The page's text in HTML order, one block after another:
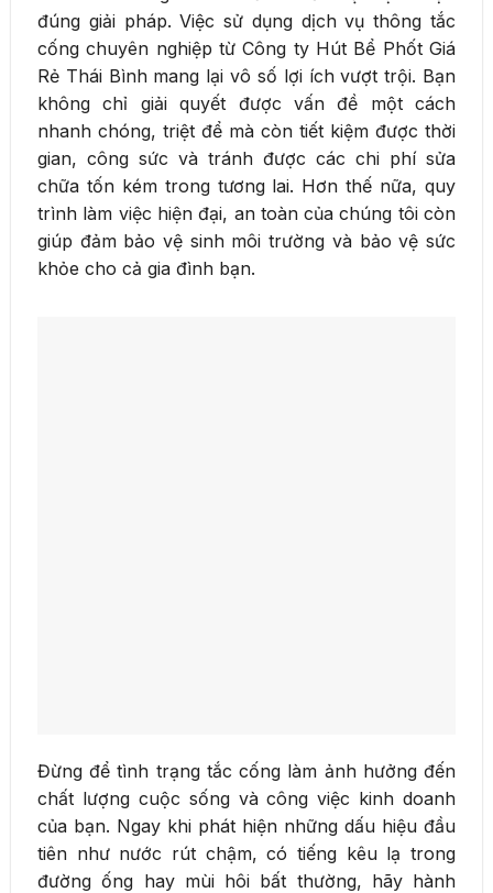
đúng giải pháp. Việc sử dụng dịch vụ thông tắc
cống chuyên nghiệp từ Công ty Hút Bể Phốt Giá
Rẻ Thái Bình mang lại vô số lợi ích vượt trội. Bạn
không chỉ giải quyết được vấn đề một cách
nhanh chóng, triệt để mà còn tiết kiệm được thời
gian, công sức và tránh được các chi phí sửa
chữa tốn kém trong tương lai. Hơn thế nữa, quy
trình làm việc hiện đại, an toàn của chúng tôi còn
giúp đảm bảo vệ sinh môi trường và bảo vệ sức
khỏe cho cả gia đình bạn.
Đừng để tình trạng tắc cống làm ảnh hưởng đến
chất lượng cuộc sống và công việc kinh doanh
của bạn. Ngay khi phát hiện những dấu hiệu đầu
tiên như nước rút chậm, có tiếng kêu lạ trong
đường ống hay mùi hôi bất thường, hãy hành